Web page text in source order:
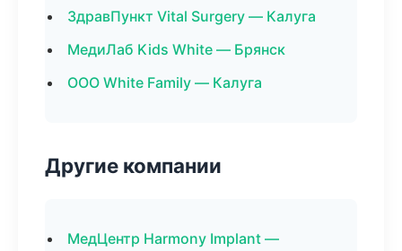
ЗдравПункт Vital Surgery — Калуга
МедиЛаб Kids White — Брянск
ООО White Family — Калуга
Другие компании
МедЦентр Harmony Implant —